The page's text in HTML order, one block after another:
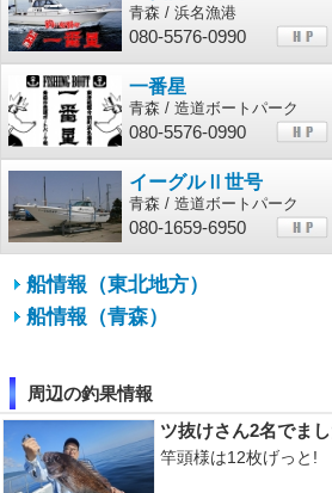
青森 / 浜名漁港
080-5576-0990
一番星
青森 / 造道ボートパーク
080-5576-0990
イーグルⅡ世号
青森 / 造道ボートパーク
080-1659-6950
船情報（東北地方）
船情報（青森）
周辺の釣果情報
ツ抜けさん2名でま
竿頭様は12枚げっと!